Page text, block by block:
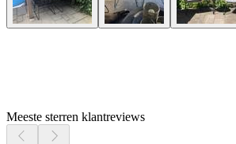
Meeste sterren klantreviews